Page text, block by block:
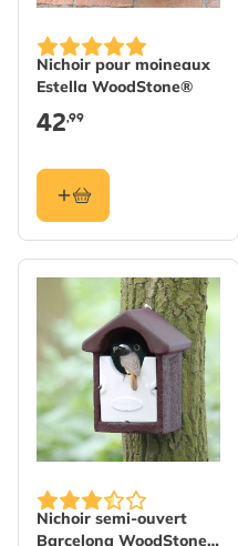
Nichoir pour moineaux
Estella WoodStone®
42,99
Nichoir semi-ouvert
Barcelona WoodStone®